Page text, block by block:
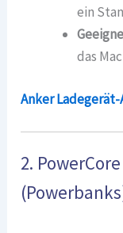
ein
das
Anker
2.